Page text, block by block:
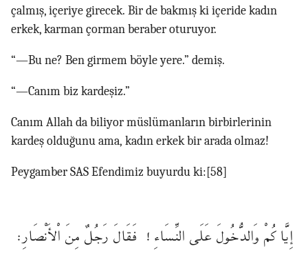
çalmış, içeriye girecek. Bir de bakmış ki içeride kadın
erkek, karman çorman beraber oturuyor.
“—Bu ne? Ben girmem böyle yere.” demiş.
“—Canım biz kardeşiz.”
Canım Allah da biliyor müslümanların birbirlerinin
kardeş olduğunu ama, kadın erkek bir arada olmaz!
Peygamber SAS Efendimiz buyurdu ki:[58]
إِيَّاكُمْ وَالدُّخُولَ عَلَى النِّسَاءِ! فَقَالَ رَجُلٌ مِنَ اْلأَنْصَارِ: